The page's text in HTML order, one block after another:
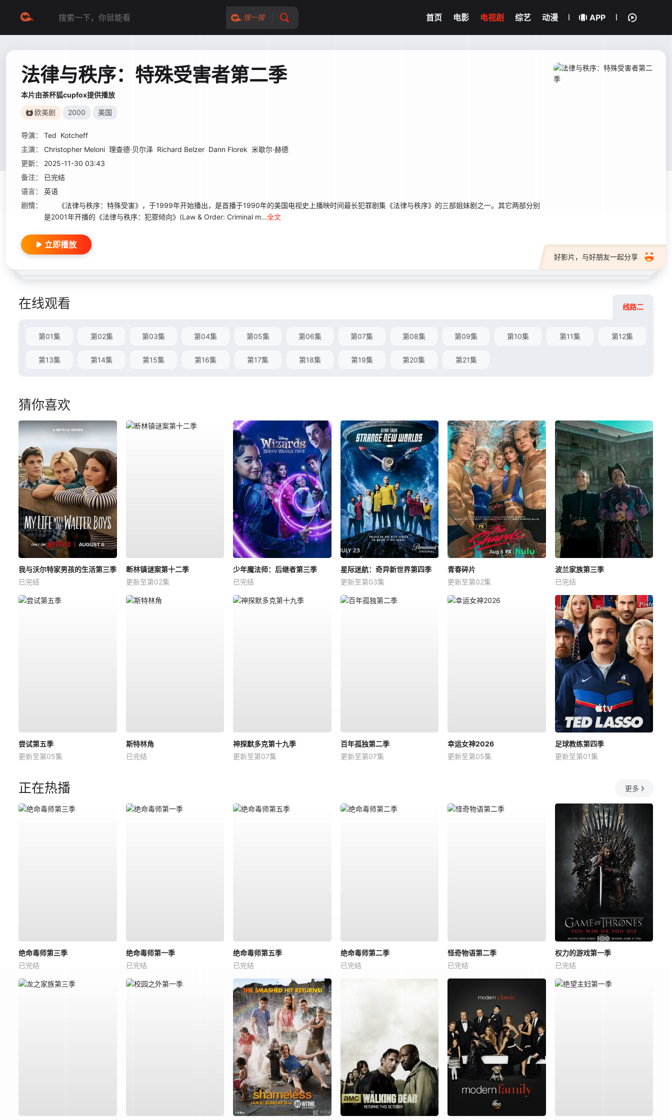
搜一搜 首页 电影 电视剧 综艺 动漫 APP
法律与秩序：特殊受害者第二季
本片由茶杯狐cupfox提供播放
欧美剧 2000 美国
导演： Ted Kotcheff
主演：
Christopher Meloni 理查德·贝尔泽 Richard Belzer Dann Florek 米歇尔·赫德
更新：
2025-11-30 03:43
备注：
已完结
语言：
英语
剧情：
《法律与秩序：特殊受害》，于1999年开始播出，是首播于1990年的美国电视史上播映时间最长犯罪剧集《法律与秩序》的三部姐妹剧之一。其它两部分别
是2001年开播的《法律与秩序：犯罪倾向》(Law & Order: Criminal m...全文
好影片，与好朋友一起分享
立即播放
在线观看 线路二
第01集 第02集 第03集 第04集 第05集 第06集 第07集 第08集 第09集 第10集 第11集 第12集
第13集 第14集 第15集 第16集 第17集 第18集 第19集 第20集 第21集
猜你喜欢
我与沃尔特家男孩的生活第三季
已完结
断林镇谜案第十二季
更新至第02集
少年魔法师：后继者第三季
已完结
星际迷航：奇异新世界第四季
更新至第03集
青春碎片
更新至第02集
波兰家族第三季
已完结
尝试第五季
更新至第05集
斯特林角
已完结
神探默多克第十九季
更新至第07集
百年孤独第二季
更新至第07集
幸运女神2026
更新至第05集
足球教练第四季
更新至第01集
正在热播 更多
绝命毒师第三季
已完结
绝命毒师第一季
已完结
绝命毒师第五季
已完结
绝命毒师第二季
已完结
怪奇物语第二季
已完结
权力的游戏第一季
已完结